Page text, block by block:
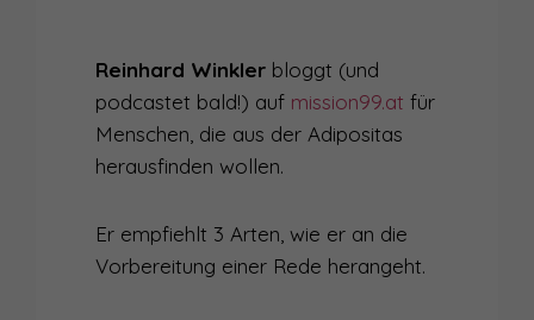
009 MITMACH-PODCAST
007 HILFE, ICH BIN EIN HOCHSTAPLER!
Reinhard Winkler bloggt (und
podcastet bald!) auf mission99.at für
Menschen, die aus der Adipositas
herausfinden wollen.
Er empfiehlt 3 Arten, wie er an die
Vorbereitung einer Rede herangeht.